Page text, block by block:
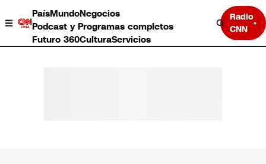
PaísMundoNegocios
Podcast y Programas completos
Futuro 360CulturaServicios
Radio
CNN